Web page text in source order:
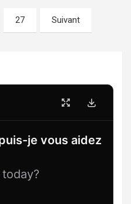
27 Suivant
je vous aidez